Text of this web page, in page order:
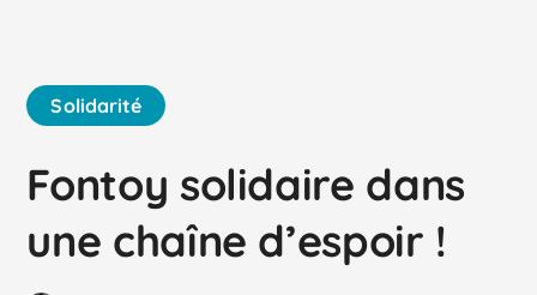
Solidarité
Fontoy solidaire dans
une chaîne d’espoir !